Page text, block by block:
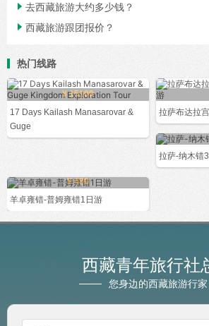
 去西藏旅游大约多少钱？
 西藏旅游跟团报价？
热门线路
¥ 15100
17 Days Kailash Manasarovar &
Guge
拉萨布达拉
拉萨-纳木错
¥ 480
羊卓雍错-普姆雍错1日游
西藏青年旅行社
您身边的西藏旅游行家